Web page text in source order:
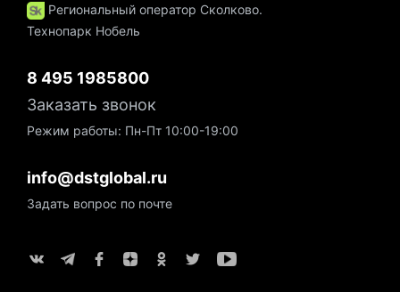
Региональный оператор Сколково.
Технопарк Нобель
8 495 1985800
Заказать звонок
Режим работы: Пн-Пт 10:00-19:00
info@dstglobal.ru
Задать вопрос по почте